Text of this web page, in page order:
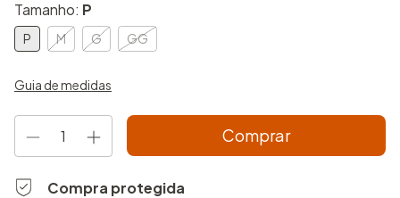
Tamanho: P
P M G GG
Guia de medidas
Compra protegida